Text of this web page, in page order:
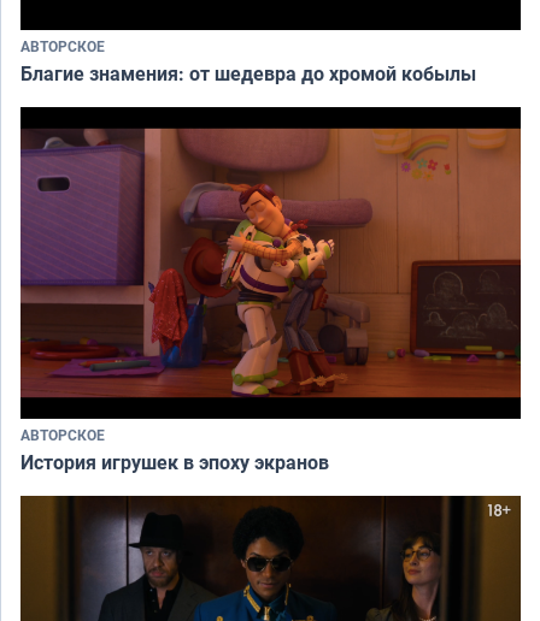
АВТОРСКОЕ
Благие знамения: от шедевра до хромой кобылы
АВТОРСКОЕ
История игрушек в эпоху экранов